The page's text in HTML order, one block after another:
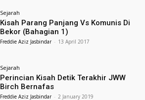
Sejarah
Kisah Parang Panjang Vs Komunis Di
Bekor (Bahagian 1)
Freddie Aziz Jasbindar - 13 April 2017
Sejarah
Perincian Kisah Detik Terakhir JWW
Birch Bernafas
Freddie Aziz Jasbindar - 2 January 2019